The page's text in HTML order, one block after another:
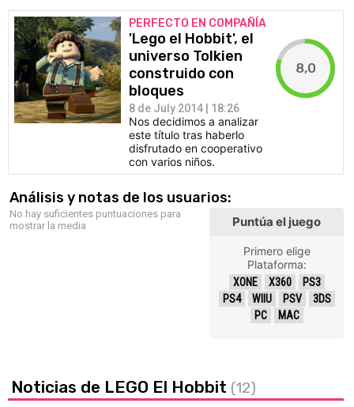
PERFECTO EN COMPAÑÍA
'Lego el Hobbit', el
universo Tolkien
construido con
bloques
8 de July 2014 | 18:26
Nos decidimos a analizar
este título tras haberlo
disfrutado en cooperativo
con varios niños.
8,0
Análisis y notas de los usuarios:
No hay suficientes puntuaciones para
mostrar la media
Puntúa el juego
Primero elige
Plataforma:
XONE X360
PS3
PS4
WIIU PSV
3DS
PC
MAC
Noticias de LEGO El Hobbit (12)